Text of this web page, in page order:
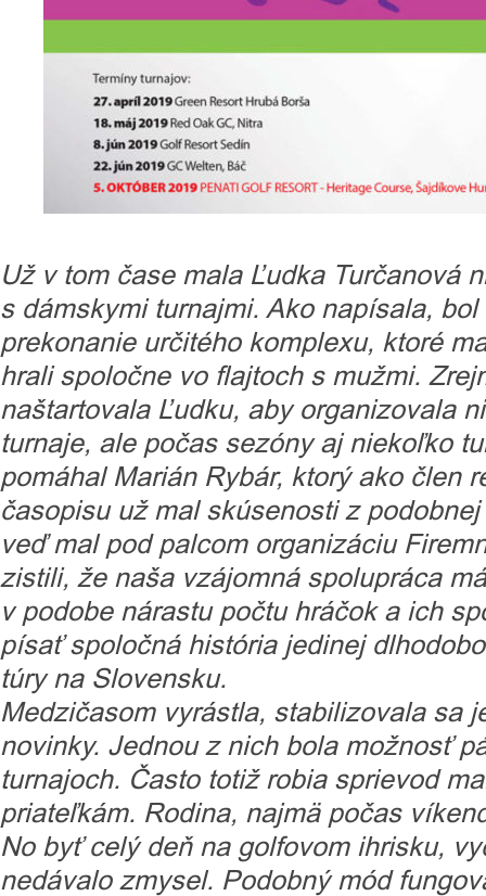
Už v tom čase mala Ľudka Turčanová
s dámskymi turnajmi. Ako napísala,
prekonanie určitého komplexu, ktoré
hrali spoločne vo flajtoch s mužmi.
naštartovala Ľudku, aby organizovala
turnaje, ale počas sezóny aj niekoľko
pomáhal Marián Rybár, ktorý ako člen
časopisu už mal skúsenosti z
veď mal pod palcom organizáciu
zistili, že naša vzájomná spolupráca
v podobe nárastu počtu hráčok a ich
písať spoločná história jedinej
túry na Slovensku.
Medzičasom vyrástla, stabilizovala sa
novinky. Jednou z nich bola možnosť
turnajoch. Často totiž robia sprievod
priateľkám. Rodina, najmä počas
No byť celý deň na golfovom ihrisku,
nedávalo zmysel. Podobný mód